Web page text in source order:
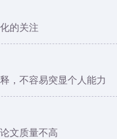
的关注
，不容易突显个人能力
文质量不高